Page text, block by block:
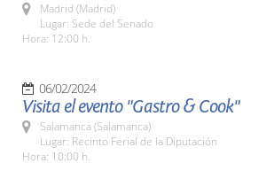
Madrid (Madrid)
Lugar: Sede del Senado
Hora: 12:00 h.
06/02/2024
Visita el evento "Gastro & Cook"
Salamanca (Salamanca)
Lugar: Recinto Ferial de la Diputación
Hora: 10:00 h.